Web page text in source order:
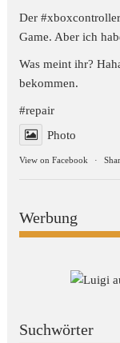
Der
Game. Aber ich
Was meint ihr?
bekommen.
#repair
Photo
View on Facebook ·
Werbung
Suchwörter